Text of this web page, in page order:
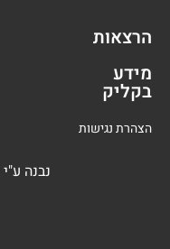
הרצאות
מידע
בקליק
הצהרת נגישות
נבנה ע"י